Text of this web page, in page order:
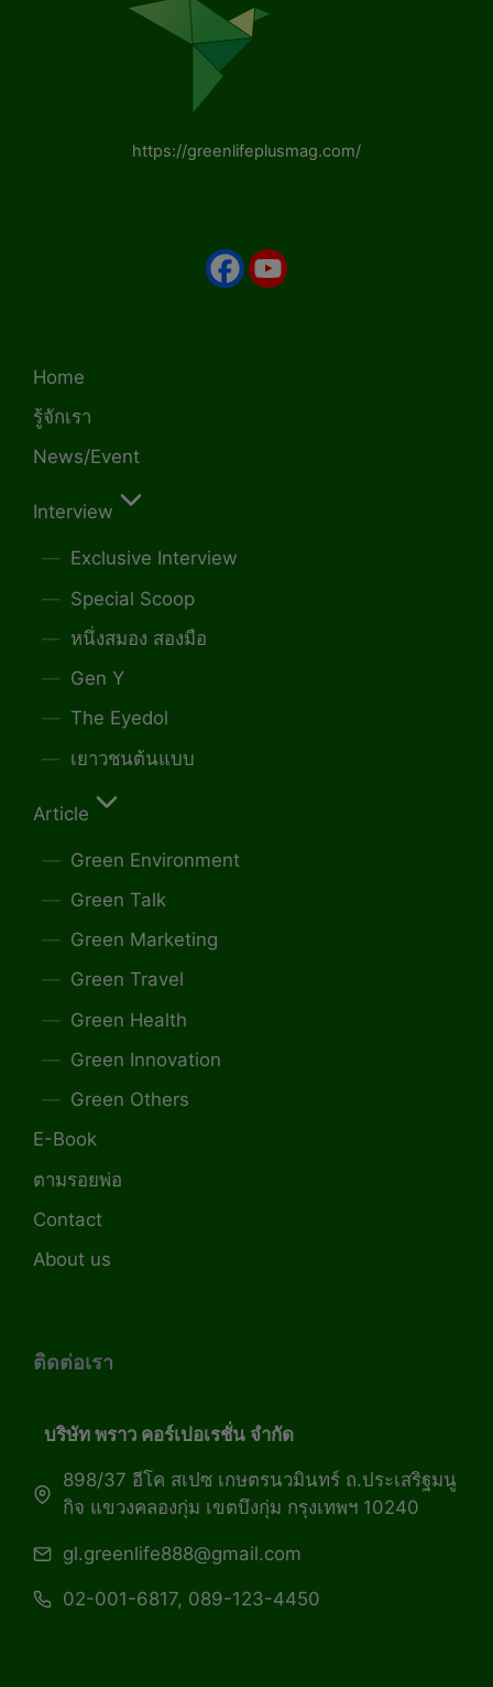
https://greenlifeplusmag.com/
Home
รู้จักเรา
News/Event
Interview
Exclusive Interview
Special Scoop
หนึ่งสมอง สองมือ
Gen Y
The Eyedol
เยาวชนต้นแบบ
Article
Green Environment
Green Talk
Green Marketing
Green Travel
Green Health
Green Innovation
Green Others
E-Book
ตามรอยพ่อ
Contact
About us
ติดต่อเรา
บริษัท พราว คอร์เปอเรชั่น จำกัด
898/37 อีโค สเปซ เกษตรนวมินทร์ ถ.ประเสริฐมนู
กิจ แขวงคลองกุ่ม เขตบึงกุ่ม กรุงเทพฯ 10240
gl.greenlife888@gmail.com
02-001-6817, 089-123-4450